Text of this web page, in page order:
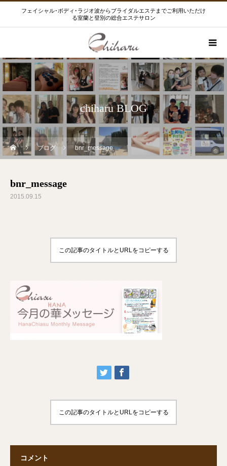
フェイシャル･ボディ･ラジオ波からブライダルエステまでご利用いただけ
る室蘭と登別の総合エステサロン
chiharu BLOG
ブログ bnr_message
bnr_message
2015.09.15
この記事のタイトルとURLをコピーする
この記事のタイトルとURLをコピーする
コメント